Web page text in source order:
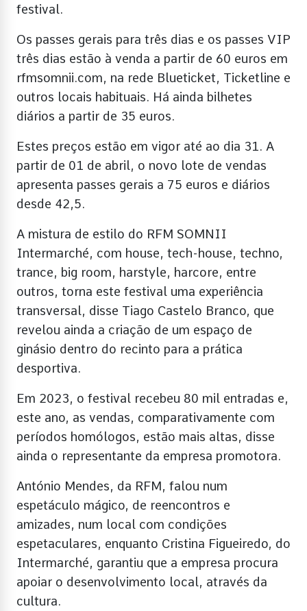
festival.
Os passes gerais para três dias e os passes VIP
três dias estão à venda a partir de 60 euros em
rfmsomnii.com, na rede Blueticket, Ticketline e
outros locais habituais. Há ainda bilhetes
diários a partir de 35 euros.
Estes preços estão em vigor até ao dia 31. A
partir de 01 de abril, o novo lote de vendas
apresenta passes gerais a 75 euros e diários
desde 42,5.
A mistura de estilo do RFM SOMNII
Intermarché, com house, tech-house, techno,
trance, big room, harstyle, harcore, entre
outros, torna este festival uma experiência
transversal, disse Tiago Castelo Branco, que
revelou ainda a criação de um espaço de
ginásio dentro do recinto para a prática
desportiva.
Em 2023, o festival recebeu 80 mil entradas e,
este ano, as vendas, comparativamente com
períodos homólogos, estão mais altas, disse
ainda o representante da empresa promotora.
António Mendes, da RFM, falou num
espetáculo mágico, de reencontros e
amizades, num local com condições
espetaculares, enquanto Cristina Figueiredo, do
Intermarché, garantiu que a empresa procura
apoiar o desenvolvimento local, através da
cultura.